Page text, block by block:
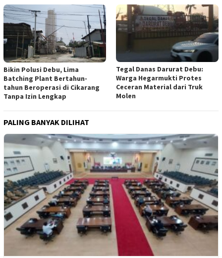
Bikin Polusi Debu, Lima
Batching Plant Bertahun-
tahun Beroperasi di Cikarang
Tanpa Izin Lengkap
Tegal Danas Darurat Debu:
Warga Hegarmukti Protes
Ceceran Material dari Truk
Molen
PALING BANYAK DILIHAT